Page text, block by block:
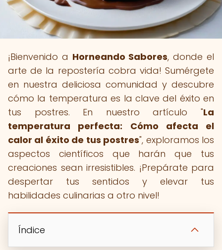
¡Bienvenido a Horneando Sabores, donde el
arte de la repostería cobra vida! Sumérgete
en nuestra deliciosa comunidad y descubre
cómo la temperatura es la clave del éxito en
tus postres. En nuestro artículo "La
temperatura perfecta: Cómo afecta el
calor al éxito de tus postres", exploramos los
aspectos científicos que harán que tus
creaciones sean irresistibles. ¡Prepárate para
despertar tus sentidos y elevar tus
habilidades culinarias a otro nivel!
Índice